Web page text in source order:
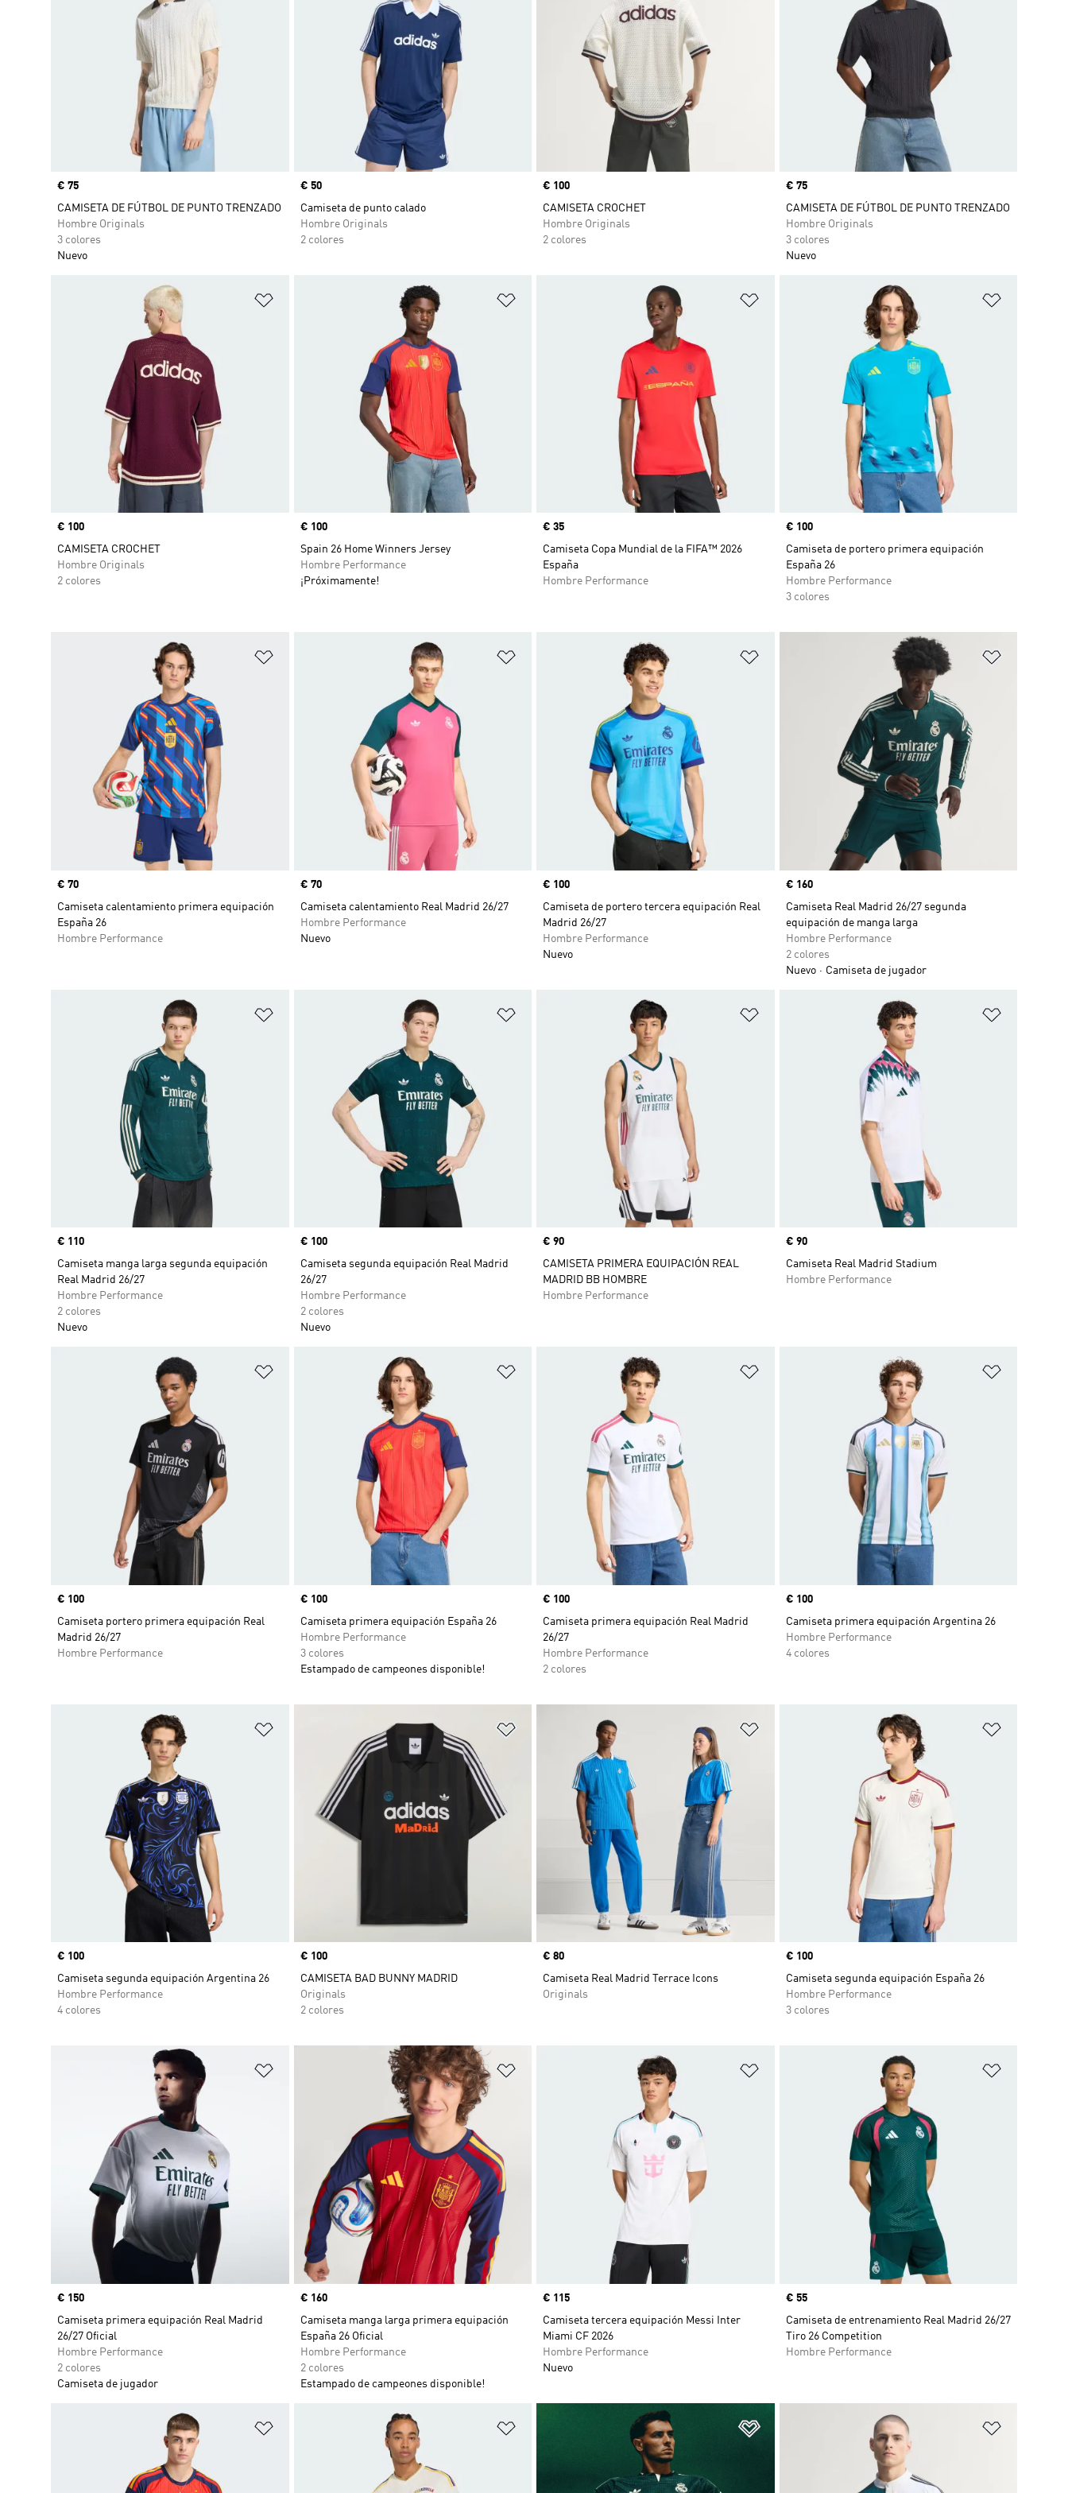
Precio
€ 75
CAMISETA DE FÚTBOL DE PUNTO TRENZADO
Hombre Originals
3 colores
Nuevo
Precio
€ 50
Camiseta de punto calado
Hombre Originals
2 colores
Precio
€ 100
CAMISETA CROCHET
Hombre Originals
2 colores
Precio
€ 75
CAMISETA DE FÚTBOL DE PUNTO TRENZADO
Hombre Originals
3 colores
Nuevo
Añadir a la lista de deseos
Precio
€ 100
CAMISETA CROCHET
Hombre Originals
2 colores
Añadir a la lista de deseos
Precio
€ 100
Spain 26 Home Winners Jersey
Hombre Performance
¡Próximamente!
Añadir a la lista de deseos
Precio
€ 35
Camiseta Copa Mundial de la FIFA™ 2026
España
Hombre Performance
Precio
€ 100
Camiseta de portero primera equipación
España 26
Hombre Performance
3 colores
Añadir a la lista de deseos
Precio
€ 70
Camiseta calentamiento primera equipación
España 26
Hombre Performance
Añadir a la lista de deseos
Precio
€ 70
Camiseta calentamiento Real Madrid 26/27
Hombre Performance
Nuevo
Añadir a la lista de deseos
Precio
€ 100
Camiseta de portero tercera equipación Real
Madrid 26/27
Hombre Performance
Nuevo
Precio
€ 160
Camiseta Real Madrid 26/27 segunda
equipación de manga larga
Hombre Performance
2 colores
Nuevo
Camiseta de jugador
Añadir a la lista de deseos
Precio
€ 110
Camiseta manga larga segunda equipación
Real Madrid 26/27
Hombre Performance
2 colores
Nuevo
Añadir a la lista de deseos
Precio
€ 100
Camiseta segunda equipación Real Madrid
26/27
Hombre Performance
2 colores
Nuevo
Añadir a la lista de deseos
Precio
€ 90
CAMISETA PRIMERA EQUIPACIÓN REAL
MADRID BB HOMBRE
Hombre Performance
Precio
€ 90
Camiseta Real Madrid Stadium
Hombre Performance
Añadir a la lista de deseos
Precio
€ 100
Camiseta portero primera equipación Real
Madrid 26/27
Hombre Performance
Añadir a la lista de deseos
Precio
€ 100
Camiseta primera equipación España 26
Hombre Performance
3 colores
Estampado de campeones disponible!
Añadir a la lista de deseos
Precio
€ 100
Camiseta primera equipación Real Madrid
26/27
Hombre Performance
2 colores
Precio
€ 100
Camiseta primera equipación Argentina 26
Hombre Performance
4 colores
Añadir a la lista de deseos
Precio
€ 100
Camiseta segunda equipación Argentina 26
Hombre Performance
4 colores
Añadir a la lista de deseos
Precio
€ 100
CAMISETA BAD BUNNY MADRID
Originals
2 colores
Añadir a la lista de deseos
Precio
€ 80
Camiseta Real Madrid Terrace Icons
Originals
Precio
€ 100
Camiseta segunda equipación España 26
Hombre Performance
3 colores
Añadir a la lista de deseos
Precio
€ 150
Camiseta primera equipación Real Madrid
26/27 Oficial
Hombre Performance
2 colores
Camiseta de jugador
Añadir a la lista de deseos
Precio
€ 160
Camiseta manga larga primera equipación
España 26 Oficial
Hombre Performance
2 colores
Estampado de campeones disponible!
Añadir a la lista de deseos
Precio
€ 115
Camiseta tercera equipación Messi Inter
Miami CF 2026
Hombre Performance
Nuevo
Precio
€ 55
Camiseta de entrenamiento Real Madrid 26/27
Tiro 26 Competition
Hombre Performance
Añadir a la lista de deseos Añadir a la lista de deseos Añadir a la lista de deseos